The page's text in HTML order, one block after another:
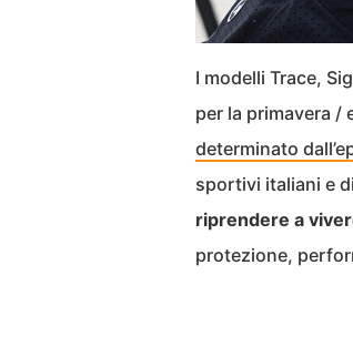
I modelli Trace,
per la primavera /
determinato
sportivi italiani e
riprendere a
protezione,